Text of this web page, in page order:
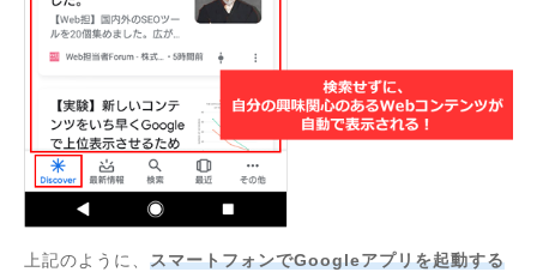
上記のように、 スマートフォンでGoogleアプリを起動する